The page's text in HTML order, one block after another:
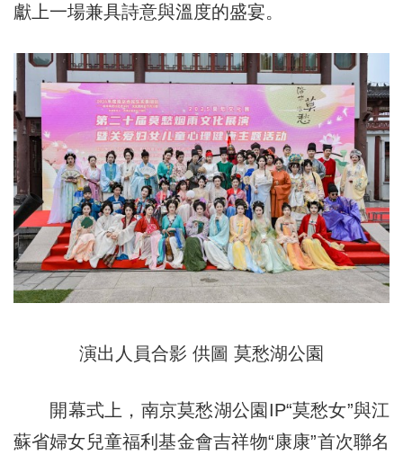
獻上一場兼具詩意與溫度的盛宴。
演出人員合影 供圖 莫愁湖公園
開幕式上，南京莫愁湖公園IP“莫愁女”與江
蘇省婦女兒童福利基金會吉祥物“康康”首次聯名